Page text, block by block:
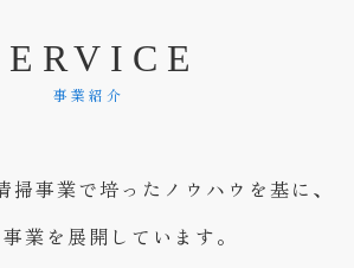
E RV I C E
事業紹介
掃事業で培ったノウハウを基に、
業を展開しています。